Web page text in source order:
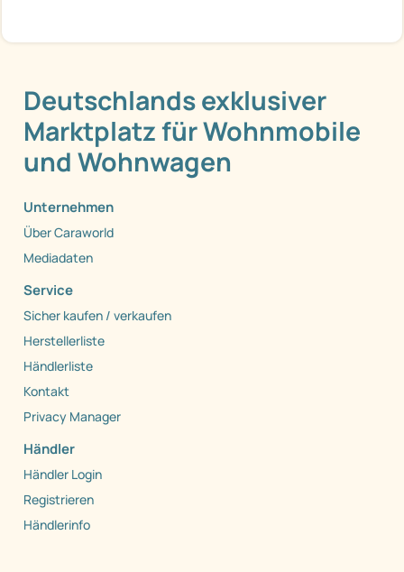
Deutschlands exklusiver
Marktplatz für Wohnmobile
und Wohnwagen
Unternehmen
Über Caraworld
Mediadaten
Service
Sicher kaufen / verkaufen
Herstellerliste
Händlerliste
Kontakt
Privacy Manager
Händler
Händler Login
Registrieren
Händlerinfo